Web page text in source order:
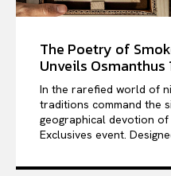
The Poetry of
Unveils Osmanthus
In the rarefied world of
traditions command the
geographical devotion of
Exclusives event.